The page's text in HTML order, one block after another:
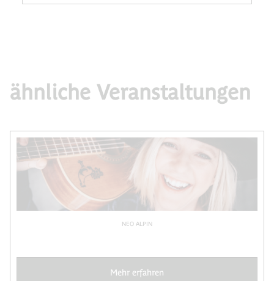
ähnliche Veranstaltungen
NEO ALPIN
Mehr erfahren